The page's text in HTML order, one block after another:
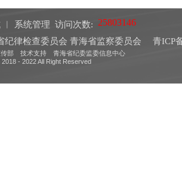
系统管理 访问次数:
律检查委员会 青海省监察委员会
青ICP
部 技术支持 青海省纪委监委信息中心
- 2022 All Right Reserved